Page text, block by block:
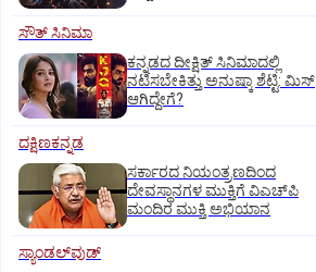
ಸೌತ್‌ ಸಿನಿಮಾ
ಕನ್ನಡದ ದೀಕ್ಷಿತ್‌ ಸಿನಿಮಾದಲ್ಲಿ
ನಟಿಸಬೇಕಿತ್ತು ಅನುಷ್ಕಾ ಶೆಟ್ಟಿ: ಮಿಸ್‌
ಆಗಿದ್ದೇಗೆ?
ದಕ್ಷಿಣಕನ್ನಡ
ಸರ್ಕಾರದ ನಿಯಂತ್ರಣದಿಂದ
ದೇವಸ್ಥಾನಗಳ ಮುಕ್ತಿಗೆ ವಿಎಚ್‌ಪಿ
ಮಂದಿರ ಮುಕ್ತಿ ಅಭಿಯಾನ
ಸ್ಯಾಂಡಲ್‌ವುಡ್‌